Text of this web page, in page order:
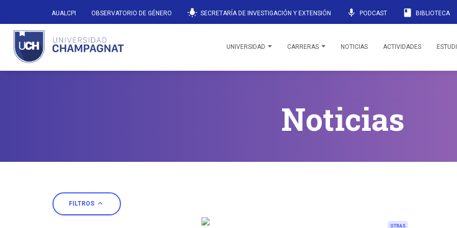
AUALCPI OBSERVATORIO DE GÉNERO wb_incandescent SECRETARÍA DE INVESTIGACIÓN Y EXTENSIÓN mic PODCAST book BIBLIOTECA
UNIVERSIDAD CARRERAS NOTICIAS ACTIVIDADES
Noticias
FILTROS expand_less
OTRAS